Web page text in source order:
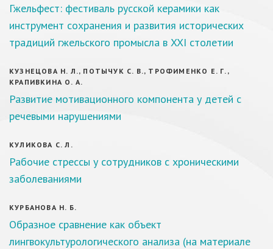
Гжельфест: фестиваль русской керамики как
инструмент сохранения и развития исторических
традиций гжельского промысла в XXI столетии
КУЗНЕЦОВА Н. Л., ПОТЫЧУК С. В., ТРОФИМЕНКО Е. Г.,
КРАПИВКИНА О. А.
Развитие мотивационного компонента у детей с
речевыми нарушениями
КУЛИКОВА С. Л.
Рабочие стрессы у сотрудников с хроническими
заболеваниями
КУРБАНОВА Н. Б.
Образное сравнение как объект
лингвокультурологического анализа (на материале